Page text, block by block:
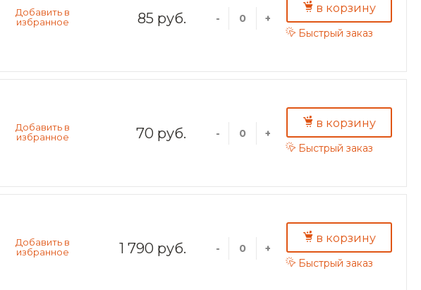
85 руб. - +
в корзину
Быстрый заказ
70 руб. - +
в корзину
Быстрый заказ
1 790 руб. - +
в корзину
Быстрый заказ